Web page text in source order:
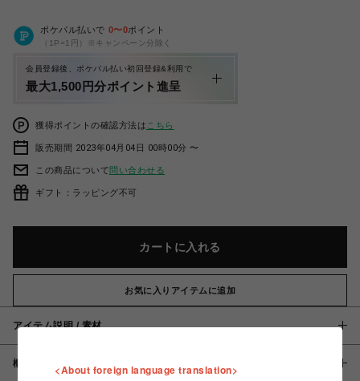
ポケパル払いで 0〜0ポイント
（1P=1円）※キャンペーン分除く
会員登録後、ポケパル払い初回登録&利用で
最大1,500円分ポイント進呈
獲得ポイントの確認方法は こちら
販売期間 2023年04月04日 00時00分 〜
この商品について問い合わせる
ギフト：ラッピング不可
カートに入れる
お気に入りアイテムに追加
アイテム説明 / 素材
概要 <About foreign language translation>